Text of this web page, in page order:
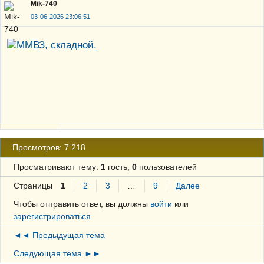
Mik-740
03-06-2026 23:06:51
Просмотров: 7 218
Просматривают тему: 1гость, 0пользователей
Страницы 1 2 3 9
Далее
Чтобы отправить ответ, вы должны войти или
зарегистрироваться
◄◄ Предыдущая тема
Следующая тема ►►